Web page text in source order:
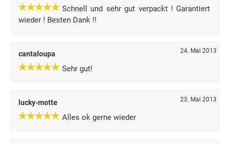
Schnell und sehr gut verpackt ! Garantiert
wieder ! Besten Dank !!
cantaloupa 24. Mai 2013
Sehr gut!
lucky-motte 23. Mai 2013
Alles ok gerne wieder